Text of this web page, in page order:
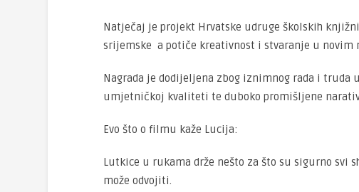
Natječaj je projekt Hrvatske udruge školskih
srijemske a potiče kreativnost i stvaranje u novim
Nagrada je dodijeljena zbog iznimnog rada i truda
umjetničkoj kvaliteti te duboko promišljene
Evo što o filmu kaže Lucija:
Lutkice u rukama drže nešto za što su sigurno svi
može odvojiti.